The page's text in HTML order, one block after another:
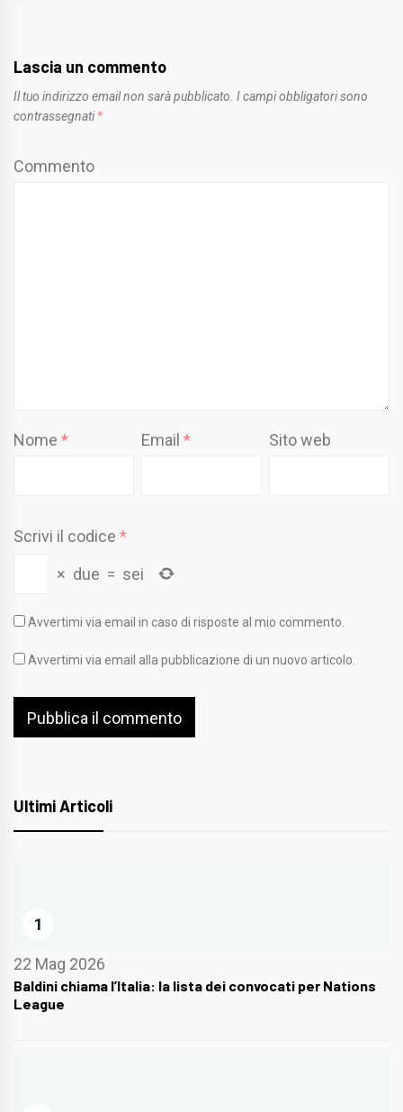
Lascia un commento
Il tuo indirizzo email non sarà pubblicato. I campi obbligatori sono
contrassegnati *
Commento
Nome * Email* Sito web
Scrivi il codice *
× due = sei
Avvertimi via email in caso di risposte al mio commento.
Avvertimi via email alla pubblicazione di un nuovo articolo.
Ultimi Articoli
1
22 Mag 2026
Baldini chiama l’Italia: la lista dei convocati per Nations
League